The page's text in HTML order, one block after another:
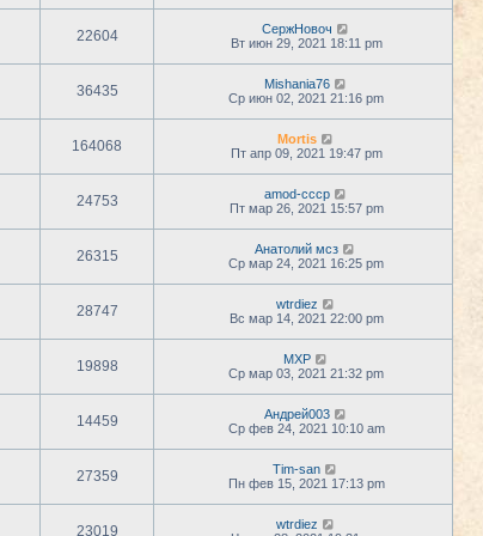
22604
СержНовоч
Вт июн 29, 2021 18:11 pm
36435
Mishania76
Ср июн 02, 2021 21:16 pm
164068
Mortis
Пт апр 09, 2021 19:47 pm
24753
amod-cccp
Пт мар 26, 2021 15:57 pm
26315
Анатолий мсз
Ср мар 24, 2021 16:25 pm
28747
wtrdiez
Вс мар 14, 2021 22:00 pm
19898
MXP
Ср мар 03, 2021 21:32 pm
14459
Андрей003
Ср фев 24, 2021 10:10 am
27359
Tim-san
Пн фев 15, 2021 17:13 pm
23019
wtrdiez